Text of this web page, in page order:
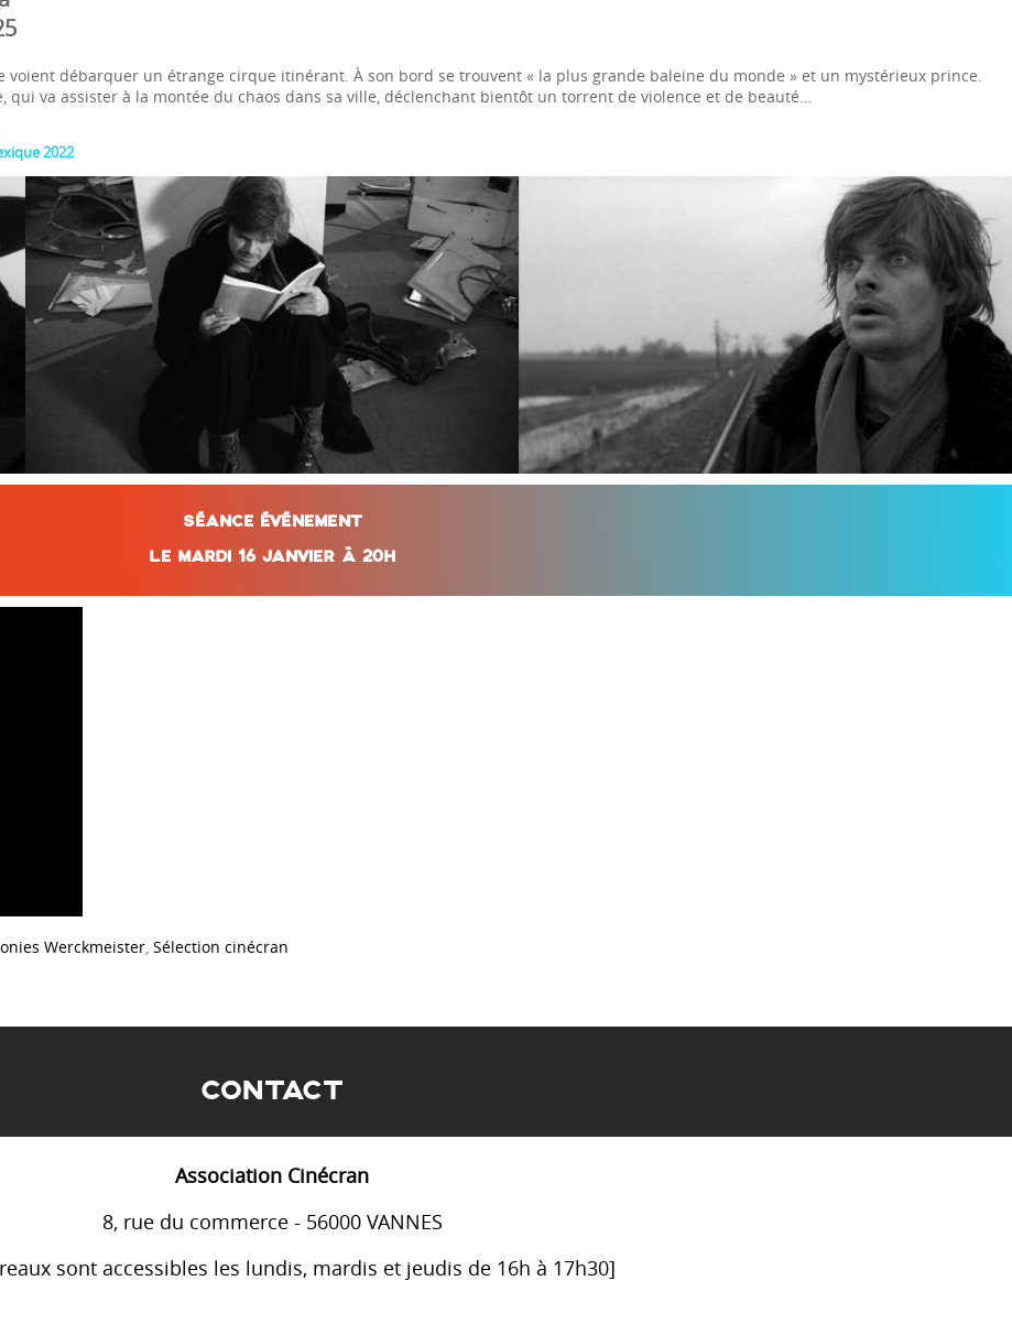
débarquer un étrange cirque itinérant. À son bord se trouvent « la plus grande baleine du monde » et un mystérieux prince.
va assister à la montée du chaos dans sa ville, déclenchant bientôt un torrent de violence et de beauté…
2022
SÉANCE ÉVÉNEMENT
LE MARDI 16 JANVIER À 20H
Werckmeister, Sélection cinécran
CONTACT
Association Cinécran
8, rue du commerce - 56000 VANNES
sont accessibles les lundis, mardis et jeudis de 16h à 17h30]